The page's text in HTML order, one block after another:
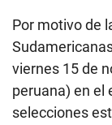
Por motivo de
viernes 15 de
peruana) en el
selecciones